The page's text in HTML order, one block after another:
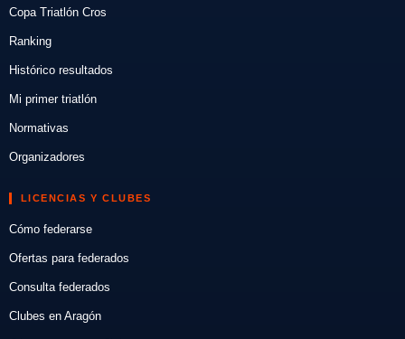
Copa Triatlón Cros
Ranking
Histórico resultados
Mi primer triatlón
Normativas
Organizadores
LICENCIAS Y CLUBES
Cómo federarse
Ofertas para federados
Consulta federados
Clubes en Aragón